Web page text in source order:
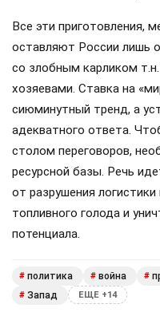
Все эти приготовления,
оставляют России лишь
со злобным карликом
хозяевами. Ставка на
сиюминутный тренд, а
адекватного ответа.
столом переговоров,
ресурсной базы. Речь
от разрушения
топливного голода и
потенциала.
# политика # война #
# Запад ЕЩЕ +14